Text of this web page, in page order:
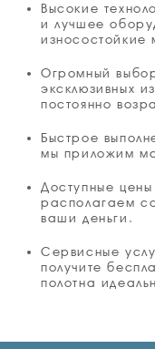
Высокие
и лучшее
износостойкие
Огромный
эксклюзивных
постоянно
Быстрое
мы приложим
Доступные
располагаем
ваши деньги.
Сервисные
получите
полотна